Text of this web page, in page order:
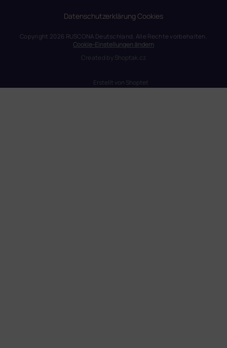
DatenschutzerklärungCookies
Erstellt von Shoptet
Copyright 2026 RUSCONA Deutschland. Alle Rechte vorbehalten.
Cookie-Einstellungen ändern
Created byShoptak.cz